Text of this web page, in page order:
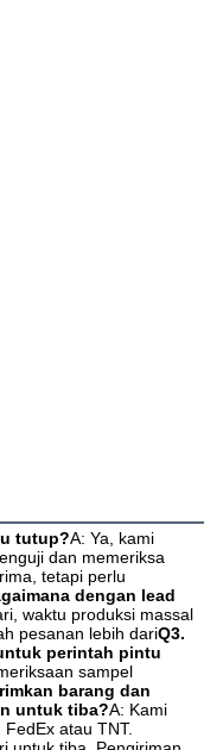
tutup?A: Ya, kami
dan memeriksa
tetapi perlu
dengan lead
waktu produksi massal
pesanan lebih dariQ3.
perintah pintu
sampel
barang dan
untuk tiba?A: Kami
atau TNT.